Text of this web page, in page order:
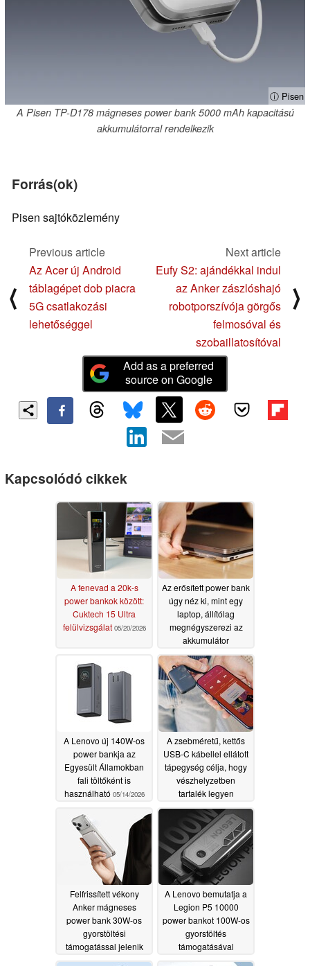
ⓘ Pisen
A Pisen TP-D178 mágneses power bank 5000 mAh kapacitású
akkumulátorral rendelkezik
Forrás(ok)
Pisen sajtóközlemény
⟨
Previous article
Az Acer új Android
táblagépet dob piacra
5G csatlakozási
lehetőséggel
Next article
Eufy S2: ajándékkal indul
az Anker zászlóshajó
robotporszívója görgős
felmosóval és
szobaillatosítóval
⟩
Add as a preferred
source on Google
Kapcsolódó cikkek
A fenevad a 20k-s
power bankok között:
Cuktech 15 Ultra
felülvizsgálat 05/20/2026
Az erősített power bank
úgy néz ki, mint egy
laptop, állítólag
megnégyszerezi az
akkumulátor
élettartamát05/15/2026
A Lenovo új 140W-os
power bankja az
Egyesült Államokban
fali töltőként is
használható 05/14/2026
A zsebméretű, kettős
USB-C kábellel ellátott
tápegység célja, hogy
vészhelyzetben
tartalék legyen
05/14/2026
Felfrissített vékony
Anker mágneses
power bank 30W-os
gyorstöltési
támogatással jelenik
meg05/14/2026
A Lenovo bemutatja a
Legion P5 10000
power bankot 100W-os
gyorstöltés
támogatásával